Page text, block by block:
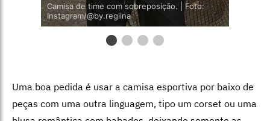
Camisa de time com sobreposição. | Foto:
Instagram/@by.regiina
Uma boa pedida é usar a camisa esportiva por baixo de
peças com uma outra linguagem, tipo um corset ou uma